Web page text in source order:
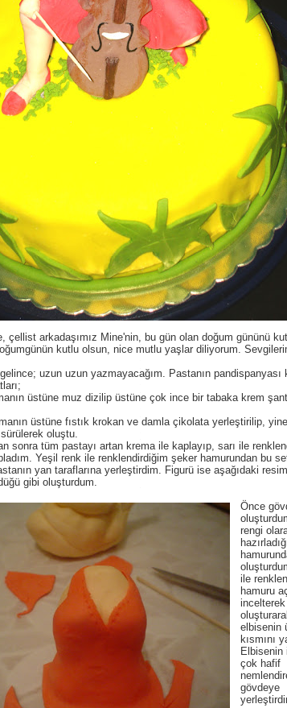
çellist arkadaşımız Mine'nin, bu gün olan doğum gününü
kutlu olsun, nice mutlu yaşlar diliyorum.
gelince; uzun uzun yazmayacağım. Pastanın pandispanyası
üstüne muz dizilip üstüne çok ince bir tabaka krem
üstüne fıstık krokan ve damla çikolata yerleştirilip,
oluştu.
sonra tüm pastayı artan krema ile kaplayıp, sarı ile
Yeşil renk ile renklendirdiğim şeker hamurundan bu
yan taraflarına yerleştirdim. Figurü ise aşağıdaki resim
gibi oluşturdum.
Önce
rengi
ile
hamuru
elbisenin
kısmını
Elbisenin
çok hafif
gövdeye